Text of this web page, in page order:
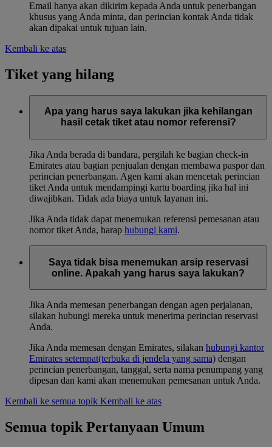
Email hanya akan dikirim kepada Anda untuk penerbangan
khusus yang Anda minta, dan perincian kontak Anda tidak
akan dipakai untuk tujuan lain.
Kembali ke atas
Tiket yang hilang
Apa yang harus saya lakukan jika kehilangan
hasil cetak tiket atau nomor referensi?
Jika Anda berada di bandara, pergilah ke bagian check-in
Emirates atau bagian penjualan dengan membawa paspor dan
perincian penerbangan. Agen kami akan mencetak perincian
tiket Anda untuk mendampingi kartu boarding jika hal ini
diwajibkan. Tidak ada biaya untuk layanan ini.
Jika Anda tidak dapat menemukan referensi pemesanan atau
nomor tiket Anda, harap hubungi kami.
Saya tidak bisa menemukan arsip reservasi
online. Apakah yang harus saya lakukan?
Jika Anda memesan penerbangan dengan agen perjalanan,
silakan hubungi mereka untuk menerima perincian reservasi
Anda.
Jika Anda memesan dengan Emirates, silakan hubungi kantor
Emirates setempat(terbuka di jendela yang sama) dengan
perincian penerbangan, tanggal, serta nama penumpang yang
dipesan dan kami akan menemukan pemesanan untuk Anda.
Kembali ke semua topik Kembali ke atas
Semua topik Pertanyaan Umum